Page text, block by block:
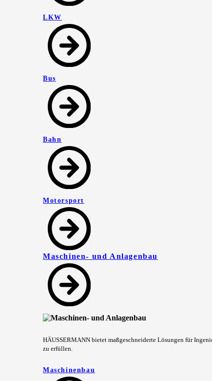
LKW
Bus
Bahn
Motorsport
Maschinen- und Anlagenbau
HÄUSSERMANN bietet maßgeschneiderte Lösungen für
zu erfüllen.
Maschinenbau